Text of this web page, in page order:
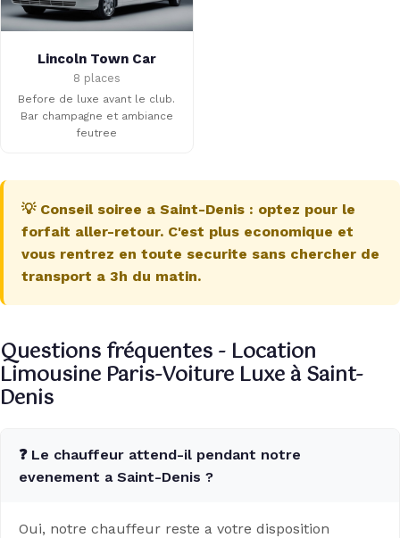
Lincoln Town Car
8 places
Before de luxe avant le club.
Bar champagne et ambiance
feutree
💡 Conseil soiree a Saint-Denis : optez pour le
forfait aller-retour. C'est plus economique et
vous rentrez en toute securite sans chercher de
transport a 3h du matin.
Questions fréquentes - Location
Limousine Paris-Voiture Luxe à Saint-
Denis
❓ Le chauffeur attend-il pendant notre
evenement a Saint-Denis ?
Oui, notre chauffeur reste a votre disposition